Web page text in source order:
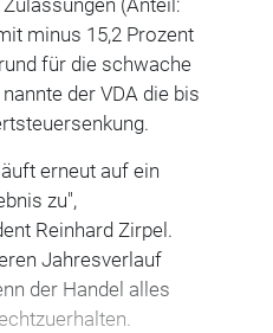
minus 15,2 Prozent
für die schwache
der VDA die bis
erneut auf ein
zu",
Reinhard Zirpel.
Jahresverlauf
der Handel alles